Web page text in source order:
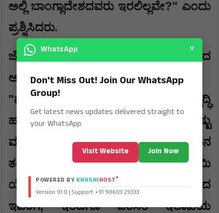
ಅಲ್ಲಿ ಬಾಂಗ್ಲಾದೇಶದವರು ಇರಲಿಲ್ಲವೇ?" ಎಂದು
ಪ್ರಶ್ನಿಸಿದರು.
ಜೋಶಿ ಅವರೇ
ರಾಜ್ಯಕ್ಕೆ ತಂದ
ಅನುದಾನವೆಷ್ಟು?:
"ಪ್ರಲ್ಹಾದ್ ಜೋಶಿ ಅವರು ರಾಜ್ಯದ ಅಭಿವೃದ್ಧಿ
ಹಾಗೂ ಸಂಸ್ಕೃತಿ ಬಗ್ಗೆ ಸಂಸತ್ತಿನಲ್ಲಿ ಎಷ್ಟು
ಮಾತನಾಡಿದ್ದಾರೆ?ಕರ್ನಾಟಕಕ್ಕೆ ಎಷ್ಟು ಅನುದಾನ
ತಂದಿದ್ದಾರೆ
ಚುನಾವಣೆಗೂ ಮುನ್ನ ಮಹದಾಯಿ
ಯೋಜನೆ ಜಾರಿಯಾಯಿತೆಂದು ಸಂಭ್ರಮಿಸಿದ
ಇವರಿಗೆ,ಇಂದಿಗೂ ಪರಿಸರ ಇಲಾಖೆಯ
WhatsApp ×
Don't Miss Out! Join Our WhatsApp
Group!
Get latest news updates delivered straight to
your WhatsApp.
Visit Website Join Now
POWERED BY KHUSHIHOST®
Version 91.0 | Support +91 90603 29333